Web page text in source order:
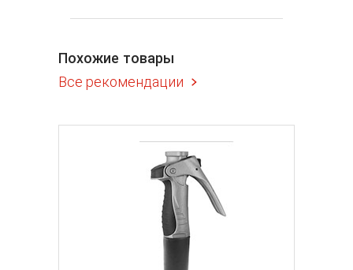
Похожие товары
Все рекомендации